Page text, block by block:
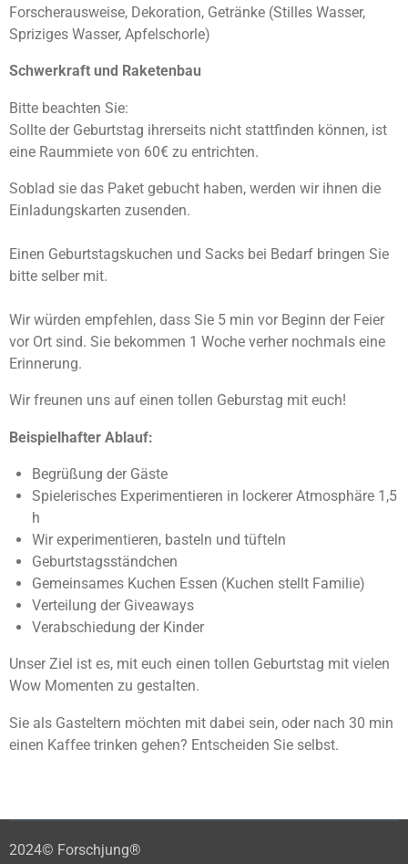
Forscherausweise, Dekoration, Getränke (Stilles Wasser,
Spriziges Wasser, Apfelschorle)
Schwerkraft und Raketenbau
Bitte beachten Sie:
Sollte der Geburtstag ihrerseits nicht stattfinden können, ist
eine Raummiete von 60€ zu entrichten.
Soblad sie das Paket gebucht haben, werden wir ihnen die
Einladungskarten zusenden.
Einen Geburtstagskuchen und Sacks bei Bedarf bringen Sie
bitte selber mit.
Wir würden empfehlen, dass Sie 5 min vor Beginn der Feier
vor Ort sind. Sie bekommen 1 Woche verher nochmals eine
Erinnerung.
Wir freunen uns auf einen tollen Geburstag mit euch!
Beispielhafter Ablauf:
Begrüßung der Gäste
Spielerisches Experimentieren in lockerer Atmosphäre 1,5
h
Wir experimentieren, basteln und tüfteln
Geburtstagsständchen
Gemeinsames Kuchen Essen (Kuchen stellt Familie)
Verteilung der Giveaways
Verabschiedung der Kinder
Unser Ziel ist es, mit euch einen tollen Geburtstag mit vielen
Wow Momenten zu gestalten.
Sie als Gasteltern möchten mit dabei sein, oder nach 30 min
einen Kaffee trinken gehen? Entscheiden Sie selbst.
2024© Forschjung®